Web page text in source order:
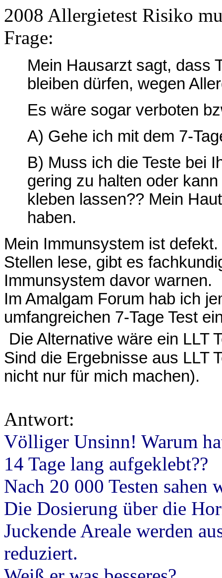
2008 Allergietest Risiko
Frage:
Mein Hausarzt sagt, dass
bleiben dürfen, wegen
Es wäre sogar verboten
A) Gehe ich mit dem 7-
B) Muss ich die Teste bei
gering zu halten oder
kleben lassen?? Mein
haben.
Mein Immunsystem ist
Stellen lese, gibt es
Immunsystem davor warnen.
Im Amalgam Forum hab ich
umfangreichen 7-Tage Test
Die Alternative wäre ein LLT
Sind die Ergebnisse aus LLT
nicht nur für mich machen).
Antwort:
Völliger Unsinn! Warum
14 Tage lang aufgeklebt??
Nach 20 000 Testen
Die Dosierung über die
Juckende Areale werden
reduziert.